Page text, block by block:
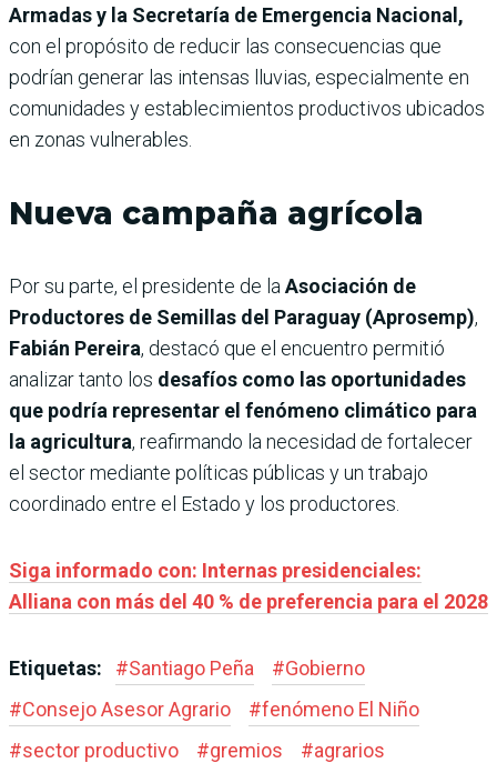
Armadas y la Secretaría de Emergencia Nacional,
con el propósito de reducir las consecuencias que
podrían generar las intensas lluvias, especialmente en
comunidades y establecimientos productivos ubicados
en zonas vulnerables.
Nueva campaña agrícola
Por su parte, el presidente de la Asociación de
Productores de Semillas del Paraguay (Aprosemp),
Fabián Pereira, destacó que el encuentro permitió
analizar tanto los desafíos como las oportunidades
que podría representar el fenómeno climático para
la agricultura, reafirmando la necesidad de fortalecer
el sector mediante políticas públicas y un trabajo
coordinado entre el Estado y los productores.
Siga informado con: Internas presidenciales:
Alliana con más del 40 % de preferencia para el 2028
Etiquetas: #Santiago Peña #Gobierno
#Consejo Asesor Agrario #fenómeno El Niño
#sector productivo #gremios #agrarios